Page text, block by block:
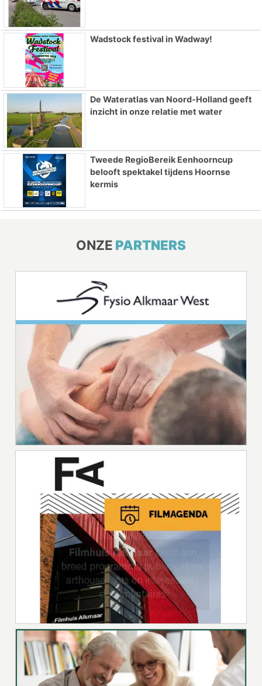
Wadstock festival in Wadway!
De Wateratlas van Noord-Holland geeft
inzicht in onze relatie met water
Tweede RegioBereik Eenhoorncup
belooft spektakel tijdens Hoornse
kermis
ONZE PARTNERS